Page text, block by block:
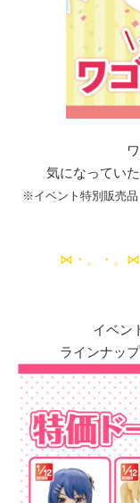
気になってい
※イベント特別販売
⋈・。・。
イベン
ラインナッ